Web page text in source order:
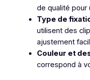
de qualité pour
Type de
utilisent des
ajustement
Couleur et
correspond à